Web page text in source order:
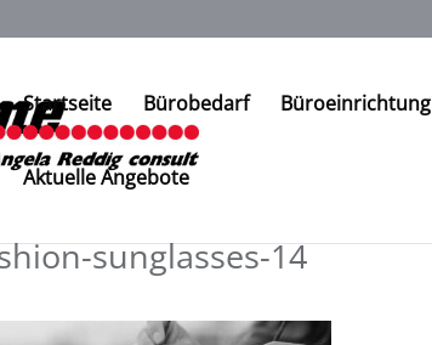
Startseite Bürobedarf Büroeinrichtung
Aktuelle Angebote
sunglasses-14